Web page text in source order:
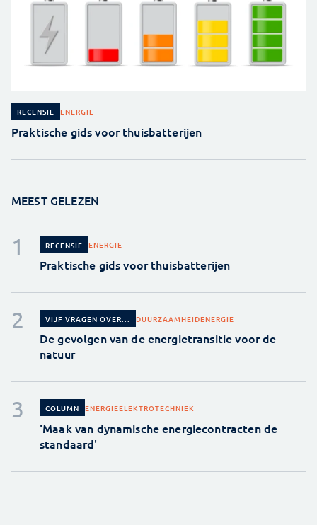
RECENSIE ENERGIE
Praktische gids voor thuisbatterijen
MEEST GELEZEN
RECENSIE ENERGIE
Praktische gids voor thuisbatterijen
VIJF VRAGEN OVER... DUURZAAMHEIDENERGIE
De gevolgen van de energietransitie voor de
natuur
COLUMN ENERGIEELEKTROTECHNIEK
'Maak van dynamische energiecontracten de
standaard'